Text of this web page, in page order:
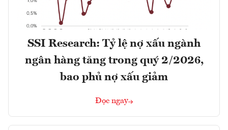
SSI Research: Tỷ lệ nợ xấu ngành
ngân hàng tăng trong quý 2/2026,
bao phủ nợ xấu giảm
Đọc ngay